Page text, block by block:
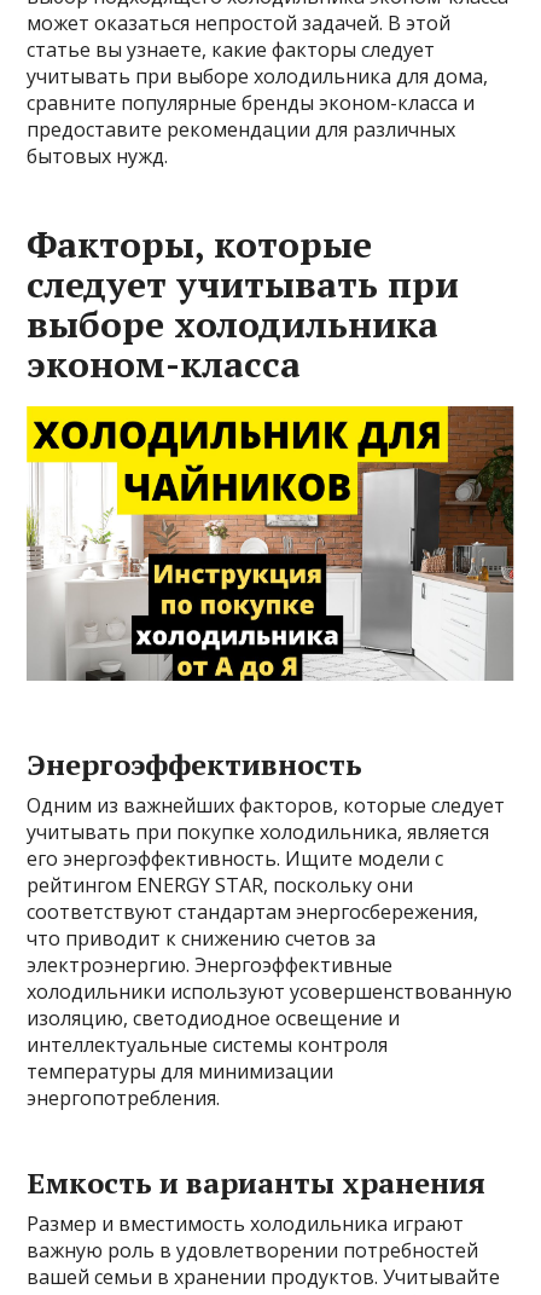
может оказаться непростой задачей. В этой
статье вы узнаете, какие факторы следует
учитывать при выборе холодильника для дома,
сравните популярные бренды эконом-класса и
предоставите рекомендации для различных
бытовых нужд.
Факторы, которые
следует учитывать при
выборе холодильника
эконом-класса
Энергоэффективность
Одним из важнейших факторов, которые следует
учитывать при покупке холодильника, является
его энергоэффективность. Ищите модели с
рейтингом ENERGY STAR, поскольку они
соответствуют стандартам энергосбережения,
что приводит к снижению счетов за
электроэнергию. Энергоэффективные
холодильники используют усовершенствованную
изоляцию, светодиодное освещение и
интеллектуальные системы контроля
температуры для минимизации
энергопотребления.
Емкость и варианты хранения
Размер и вместимость холодильника играют
важную роль в удовлетворении потребностей
вашей семьи в хранении продуктов. Учитывайте